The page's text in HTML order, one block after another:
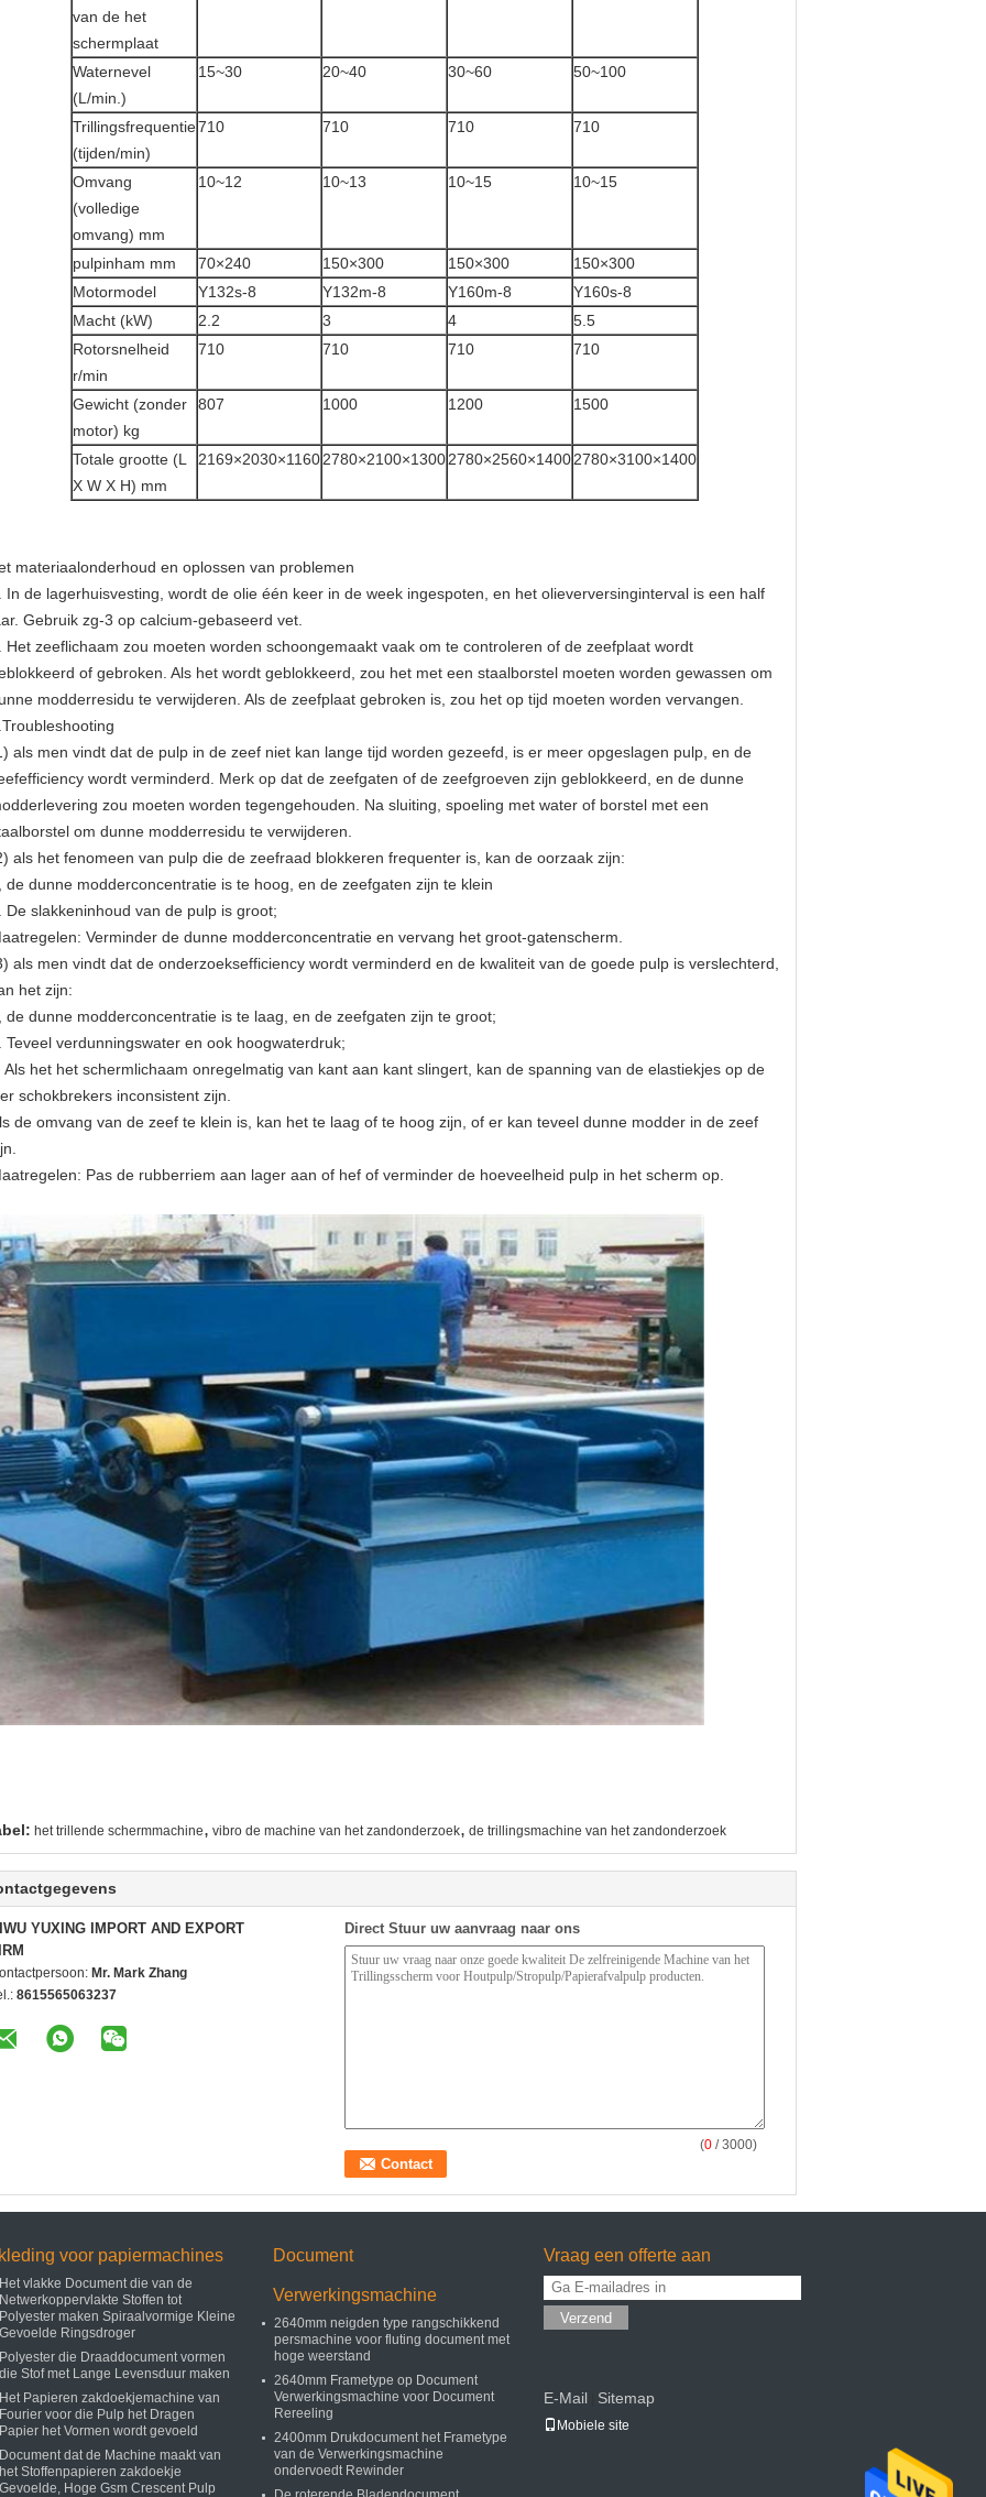
van de het
schermplaat
Waternevel
(L/min.)
15~30 20~40 30~60 50~100
Trillingsfrequentie
(tijden/min)
710 710 710 710
Omvang
(volledige
omvang) mm
10~12 10~13 10~15 10~15
pulpinham mm 70×240 150×300 150×300
150×300
Motormodel
Y132s-8 Y132m-8 Y160m-8
Y160s-8
Macht (kW)
2.2 3 4
5.5
Rotorsnelheid
r/min
710 710 710 710
Gewicht (zonder
motor) kg
807 1000 1200 1500
Totale grootte (L
X W X H) mm
2169×2030×1160 2780×2100×1300 2780×2560×1400 2780×3100×1400
materiaalonderhoud en oplossen van problemen
In de lagerhuisvesting, wordt de olie één keer in de week ingespoten, en het olieverversinginterval is een half
Gebruik zg-3 op calcium-gebaseerd vet.
Het zeeflichaam zou moeten worden schoongemaakt vaak om te controleren of de zeefplaat wordt
of gebroken. Als het wordt geblokkeerd, zou het met een staalborstel moeten worden gewassen om
modderresidu te verwijderen. Als de zeefplaat gebroken is, zou het op tijd moeten worden vervangen.
als men vindt dat de pulp in de zeef niet kan lange tijd worden gezeefd, is er meer opgeslagen pulp, en de
wordt verminderd. Merk op dat de zeefgaten of de zeefgroeven zijn geblokkeerd, en de dunne
zou moeten worden tegengehouden. Na sluiting, spoeling met water of borstel met een
om dunne modderresidu te verwijderen.
als het fenomeen van pulp die de zeefraad blokkeren frequenter is, kan de oorzaak zijn:
de dunne modderconcentratie is te hoog, en de zeefgaten zijn te klein
De slakkeninhoud van de pulp is groot;
Verminder de dunne modderconcentratie en vervang het groot-gatenscherm.
als men vindt dat de onderzoeksefficiency wordt verminderd en de kwaliteit van de goede pulp is verslechterd,
het zijn:
de dunne modderconcentratie is te laag, en de zeefgaten zijn te groot;
Teveel verdunningswater en ook hoogwaterdruk;
Als het het schermlichaam onregelmatig van kant aan kant slingert, kan de spanning van de elastiekjes op de
schokbrekers inconsistent zijn.
de omvang van de zeef te klein is, kan het te laag of te hoog zijn, of er kan teveel dunne modder in de zeef
Pas de rubberriem aan lager aan of hef of verminder de hoeveelheid pulp in het scherm op.
het trillende schermmachine, vibro de machine van het zandonderzoek, de trillingsmachine van het zandonderzoek
YUXING IMPORT AND EXPORT
Mr. Mark Zhang
8615565063237
Direct Stuur uw aanvraag naar ons
(0 / 3000)
kleding voor papiermachines
Het vlakke Document die van de
Netwerkoppervlakte Stoffen tot
Polyester maken Spiraalvormige Kleine
Gevoelde Ringsdroger
Polyester die Draaddocument vormen
die Stof met Lange Levensduur maken
Het Papieren zakdoekjemachine van
Fourier voor die Pulp het Dragen
Papier het Vormen wordt gevoeld
Document dat de Machine maakt van
het Stoffenpapieren zakdoekje
Gevoelde, Hoge Gsm Crescent Pulp
Document
Verwerkingsmachine
2640mm neigden type rangschikkend
persmachine voor fluting document met
hoge weerstand
2640mm Frametype op Document
Verwerkingsmachine voor Document
Rereeling
2400mm Drukdocument het Frametype
van de Verwerkingsmachine
ondervoedt Rewinder
Vraag een offerte aan
Verzend
E-Mail Sitemap
Mobiele site